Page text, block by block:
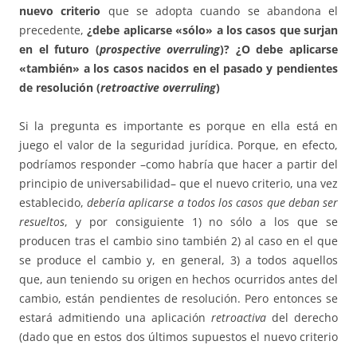
nuevo criterio que se adopta cuando se abandona el
precedente,¿debe aplicarse «sólo» a los casos que surjan
en el futuro (prospective overruling)? ¿O debe aplicarse
«también» a los casos nacidos en el pasado y pendientes
de resolución (retroactive overruling)
Si la pregunta es importante es porque en ella está en
juego el valor de la seguridad jurídica. Porque, en efecto,
podríamos responder –como habría que hacer a partir del
principio de universabilidad– que el nuevo criterio, una vez
establecido,debería aplicarse a todos los casos que deban ser
resueltos, y por consiguiente 1) no sólo a los que se
producen tras el cambio sino también 2) al caso en el que
se produce el cambio y, en general, 3) a todos aquellos
que, aun teniendo su origen en hechos ocurridos antes del
cambio, están pendientes de resolución. Pero entonces se
estará admitiendo una aplicación retroactiva del derecho
(dado que en estos dos últimos supuestos el nuevo criterio